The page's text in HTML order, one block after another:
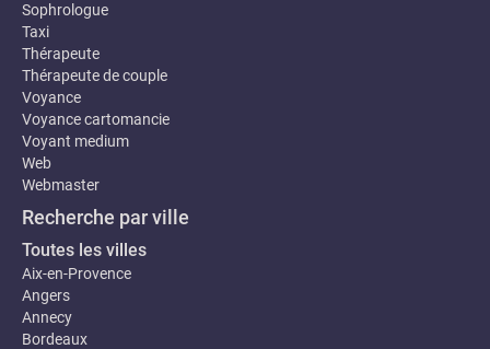
Sophrologue
Taxi
Thérapeute
Thérapeute de couple
Voyance
Voyance cartomancie
Voyant medium
Web
Webmaster
Recherche par ville
Toutes les villes
Aix-en-Provence
Angers
Annecy
Bordeaux